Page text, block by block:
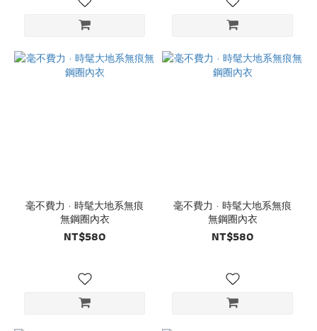
毫不費力 · 時髦大地系無痕
無鋼圈內衣
NT$580
毫不費力 · 時髦大地系無痕
無鋼圈內衣
NT$580